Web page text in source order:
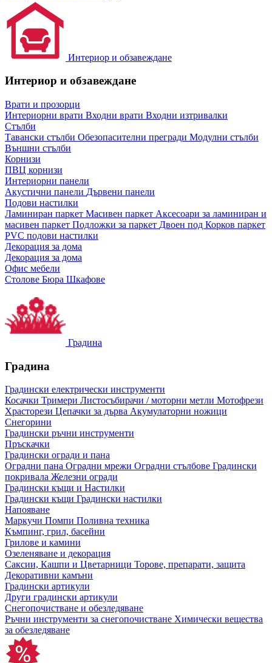
Интериор и обзавеждане
Интериор и обзавеждане
Врати и прозорци
Интериорни врати Входни врати Входни изтривалки
Стълби
Тавански стълби Обезопасителни прегради Модулни стълби
Външни стълби
Корнизи
ПВЦ корнизи
Интериорни панели
Акустични панели Дървени панели
Подови настилки
Ламиниран паркет Масивен паркет Аксесоари за ламиниран и
масивен паркет Подложки за паркет Двоен под Корков паркет
PVC подови настилки
Декорация за дома
Декорация за дома
Офис мебели
Столове Бюра Шкафове
Градина
Градина
Градински електрически инструменти
Косачки Тримери Листосъбирачи / моторни метли Мотофрези
Храсторези Цепачки за дърва Акумулаторни ножици
Снегорини
Градински ръчни инструменти
Пръскачки
Градински огради и пана
Оградни пана Оградни мрежи Оградни стълбове Градински
покривала Железни огради
Градински къщи и Настилки
Градински къщи Градински настилки
Напояване
Маркучи Помпи Поливна техника
Къмпинг, грил, басейни
Грилове и камини
Озеленяване и декорация
Саксии, Кашпи и Цветарници Торове, препарати, защита
Декоративни камъни
Градински артикули
Други градински артикули
Снегопочистване и обезледяване
Ръчни инструменти за снегопочистване Химически вещества
за обезледяване